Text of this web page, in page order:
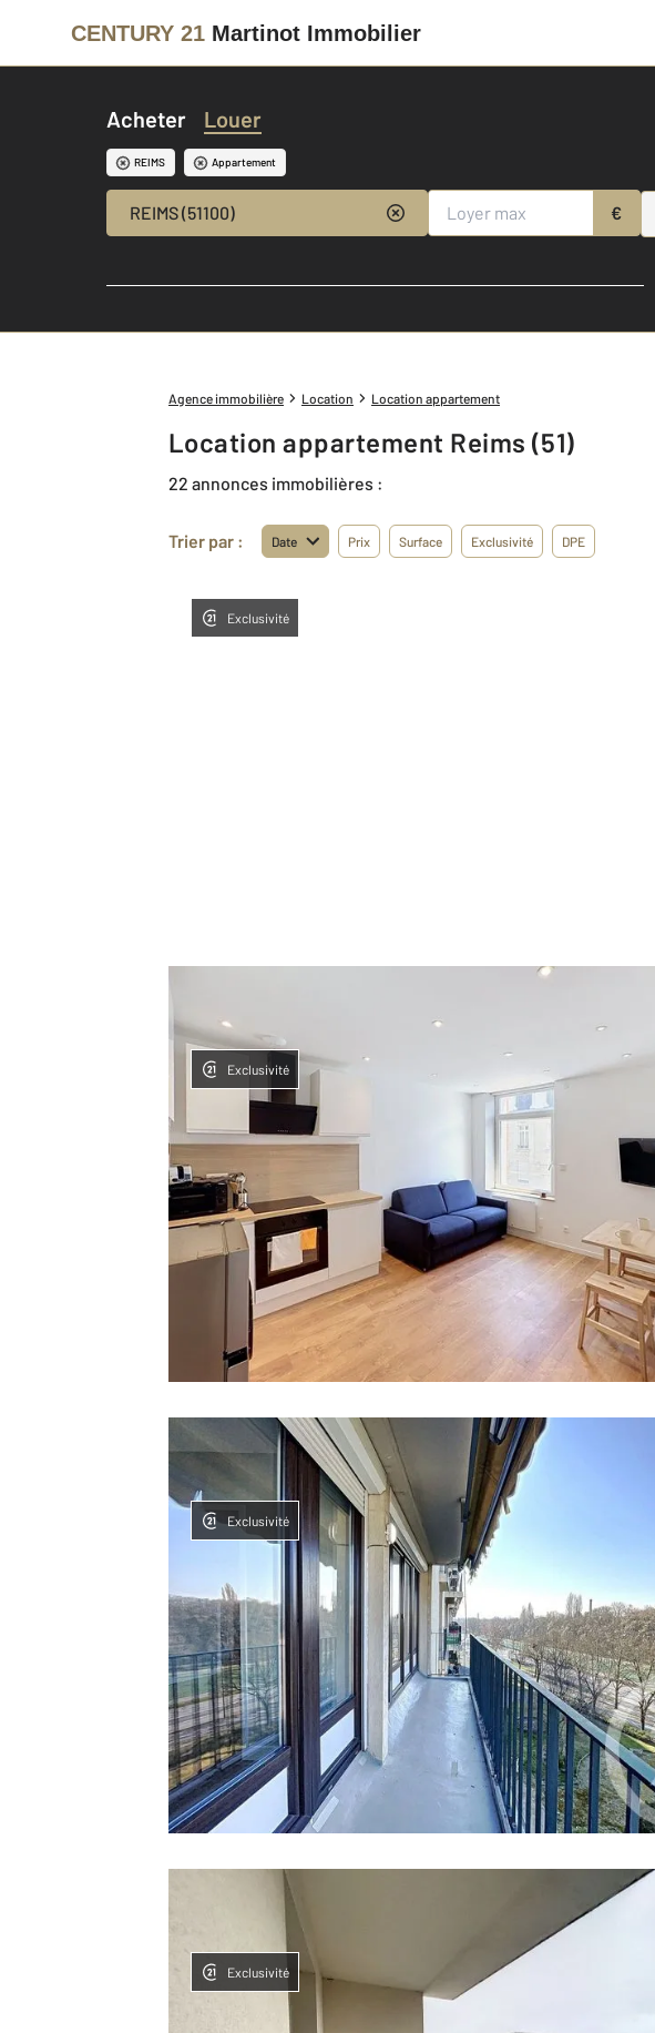
CENTURY 21 Martinot Immobilier
Acheter Louer
REIMS Appartement
REIMS (51100) €
Agence immobilière Location Location appartement
Location appartement Reims (51)
22 annonces immobilières :
Trier par : Date Prix Surface Exclusivité DPE
Exclusivité
Exclusivité
Exclusivité
Exclusivité